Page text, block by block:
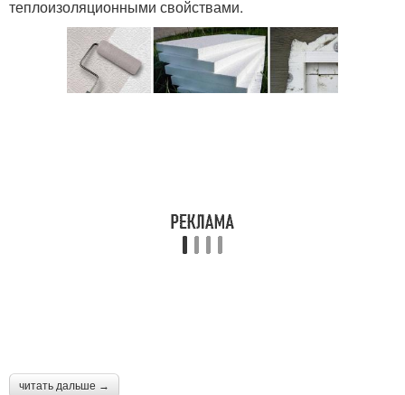
теплоизоляционными свойствами.
читать дальше →